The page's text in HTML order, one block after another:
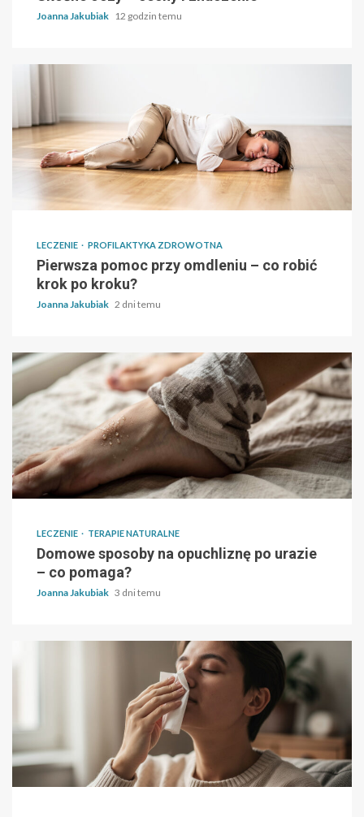
Joanna Jakubiak 12 godzin temu
LECZENIE PROFILAKTYKA ZDROWOTNA
Pierwsza pomoc przy omdleniu – co robić
krok po kroku?
Joanna Jakubiak 2 dni temu
LECZENIE TERAPIE NATURALNE
Domowe sposoby na opuchliznę po urazie
– co pomaga?
Joanna Jakubiak 3 dni temu